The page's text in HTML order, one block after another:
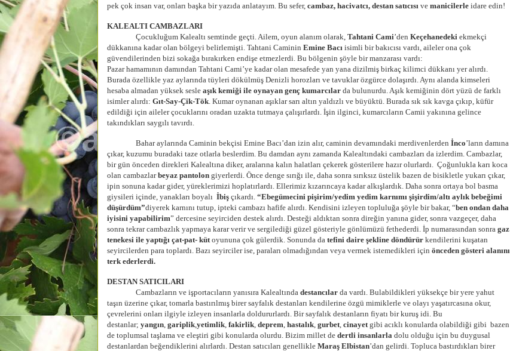
pek çok insan var, onları başka bir yazıda anlatayım. Bu sefer, cambaz, hacivatcı, destan satıcısı ve manicilerle idare edin!
KALEALTI CAMBAZLARI
Çocukluğum Kalealtı semtinde geçti. Ailem, oyun alanım olarak, Tahtani Cami’den Keçehanedeki ekmekçi
dükkanına kadar olan bölgeyi belirlemişti. Tahtani Caminin Emine Bacı isimli bir bakıcısı vardı, aileler ona çok
güvendilerinden bizi sokağa bırakırken endişe etmezlerdi. Bu bölgenin şöyle bir manzarası vardı:
Pazar hamamının damından Tahtani Cami’ye kadar olan mesafede yan yana dizilmiş birkaç kilimci dükkanı yer alırdı.
Burada özellikle yaz aylarında tüyleri dökülmüş Denizli horozları ve tavuklar özgürce dolaşırdı. Aynı alanda kimseleri
hesaba almadan yüksek sesle aşık kemiği ile oynayan genç kumarcılar da bulunurdu. Aşık kemiğinin dört yüzü de farklı
isimler alırdı: Gıt-Say-Çik-Tök . Kumar oynanan aşıklar sarı altın yaldızlı ve büyüktü. Burada sık sık kavga çıkıp, küfür
edildiği için aileler çocuklarını oradan uzakta tutmaya çalışırlardı. İşin ilginci, kumarcıların Camii yakınına gelince
takındıkları saygılı tavırdı.
Bahar aylarında Caminin bekçisi Emine Bacı’dan izin alır, caminin devamındaki merdivenlerden İnco’ların damına
çıkar, kuzumu buradaki taze otlarla beslerdim. Bu damdan aynı zamanda Kalealtındaki cambazları da izlerdim. Cambazlar,
bir gün önceden direkleri Kalealtına diker, aralarına kalın halatları çekerek gösterilere hazır olurlardı. Çoğunlukla karı koca
olan cambazlarbeyaz pantolon giyerlerdi. Önce denge sırığı ile, daha sonra sırıksız üstelik bazen de bisikletle yukarı çıkar,
ipin sonuna kadar gider, yüreklerimizi hoplatırlardı. Ellerimiz kızarıncaya kadar alkışlardık. Daha sonra ortaya bol basma
giysileri içinde, yanakları boyalı İbiş çıkardı. “Ebegümecini pişirim/yedim yedim karnımı şişirdim/altı aylık bebeğimi
düşürdüm”diyerek karnını tutup, ipteki cambazı hafife alırdı. Kendisini izleyen topluluğa şöyle bir bakar, “ben ondan daha
iyisini yapabilirim” dercesine seyirciden destek alırdı. Desteği aldıktan sonra direğin yanına gider, sonra vazgeçer, daha
sonra tekrar cambazlık yapmaya karar verir ve sergilediği güzel gösteriyle gönlümüzü fethederdi. İp numarasından sonra gaz
tenekesi ile yaptığı çat-pat- küt oyununa çok gülerdik. Sonunda da tefini daire şekline döndürür kendilerini kuşatan
seyircilerden para toplardı. Bazı seyirciler ise, paraları olmadığından veya vermek istemedikleri için önceden gösteri alanını
terk ederlerdi.
DESTAN SATICILARI
Cambazların ve işportacıların yanısıra Kalealtında destancılar da vardı. Bulabildikleri yüksekçe bir yere yahut
taşın üzerine çıkar, tomarla bastırılmış birer sayfalık destanları kendilerine özgü mimiklerle ve olayı yaşatırcasına okur,
çevrelerini onları ilgiyle izleyen insanlarla doldururlardı. Bir sayfalık destanların fiyatı bir kuruş idi. Bu
destanlar; yangın gariplik yetimlik fakirlik deprem hastalık gurbet cinayet gibi acıklı konularda olabildiği gibi bazen
de toplumsal taşlama ve eleştiri gibi konularda olurdu. Bizim millet de dertli insanlarla dolu olduğu için bu duygusal
destanlardan beğendiklerini alırlardı. Destan satıcıları genellikle Maraş Elbistan’dan gelirdi. Topluca bastırdıkları birer